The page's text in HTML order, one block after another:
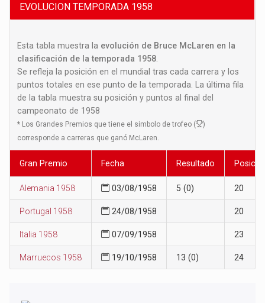
EVOLUCION TEMPORADA 1958
Esta tabla muestra la evolución de Bruce McLaren en la
clasificación de la temporada 1958
Se refleja la posición en el mundial tras cada carrera y los
puntos totales en ese punto de la temporada. La última fila
de la tabla muestra su posición y puntos al final del
campeonato de 1958
* Los Grandes Premios que tiene el simbolo de trofeo (
)
corresponde a carreras que ganó McLaren.
Gran Premio Fecha Resultado
Alemania 1958 03/08/1958 5 (0) 20
Portugal 1958 24/08/1958 20
Italia 1958 07/09/1958 23
Marruecos 1958 19/10/1958 13 (0) 24